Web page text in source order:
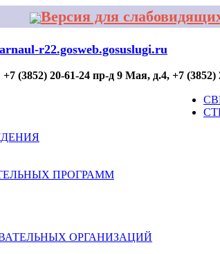
Версия для
r22.gosweb.gosuslugi.ru
(3852) 20-61-24 пр-д 9 Мая, д.4, +7 (3852)
КОНТАКТЫ
ПРОГРАММ
ОРГАНИЗАЦИЙ